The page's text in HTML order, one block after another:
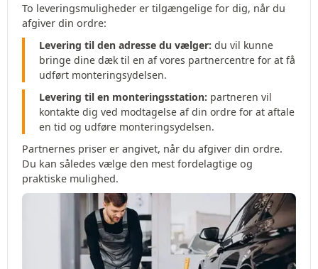
To leveringsmuligheder er tilgængelige for dig, når du
afgiver din ordre:
Levering til den adresse du vælger: du vil kunne
bringe dine dæk til en af vores partnercentre for at få
udført monteringsydelsen.
Levering til en monteringsstation: partneren vil
kontakte dig ved modtagelse af din ordre for at aftale
en tid og udføre monteringsydelsen.
Partnernes priser er angivet, når du afgiver din ordre.
Du kan således vælge den mest fordelagtige og
praktiske mulighed.